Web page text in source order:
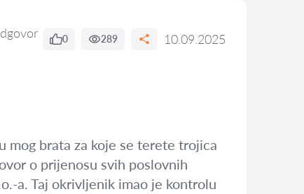
0 289 10.09.2025
mog brata za koje se terete trojica
o prijenosu svih poslovnih
a. Taj okrivljenik imao je kontrolu